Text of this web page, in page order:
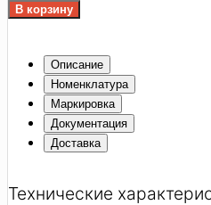
Описание
Номенклатура
Маркировка
Документация
Доставка
Технические